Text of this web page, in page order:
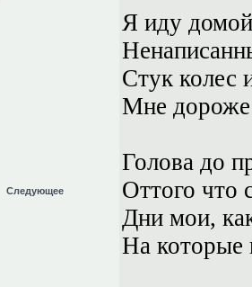
Следующее
Я иду
Стук колес
Мне дороже
Голова до
Оттого что
Дни мои,
На которые